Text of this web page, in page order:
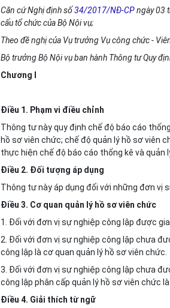
Căn cứ Nghị định số34/2017/NĐ-CPngày 03
cấu tổ chức của Bộ Nội vụ;
Theo đề nghị của Vụ trưởng Vụ công chức -
Bộ trưởng Bộ Nội vụ ban hành Thông tư Quy
Chương I
Điều 1. Phạm vi điều chỉnh
Thông tư này quy định chế độ báo cáo
hồ sơ viên chức; chế độ quản lý hồ sơ viên
thực hiện chế độ báo cáo thống kê và quản
Điều 2. Đối tượng áp dụng
Thông tư này áp dụng đối với những đơn vị
Điều 3. Cơ quan quản lý hồ sơ viên chức
1. Đối với đơn vị sự nghiệp công lập được
2. Đối với đơn vị sự nghiệp công lập chưa
công lập là cơ quan quản lý hồ sơ viên chức.
3. Đối với đơn vị sự nghiệp công lập chưa
công lập phân cấp quản lý hồ sơ viên chức
Điều 4. Giải thích từ ngữ